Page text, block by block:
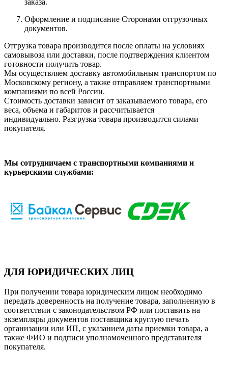
заказа.
Оформление и подписание Сторонами отгрузочных
документов.
Отгрузка товара производится после оплаты на условиях
самовывоза или доставки, после подтверждения клиентом
готовности получить товар.
Мы осуществляем доставку автомобильным транспортом по
Московскому региону, а также отправляем транспортными
компаниями по всей России.
Стоимость доставки зависит от заказываемого товара, его
веса, объема и габаритов и рассчитывается
индивидуально. Разгрузка товара производится силами
покупателя.
Мы сотрудничаем с транспортными компаниями и
курьерскими службами:
ДЛЯ ЮРИДИЧЕСКИХ ЛИЦ
При получении товара юридическим лицом необходимо
передать доверенность на получение товара, заполненную в
соответствии с законодательством РФ или поставить на
экземпляры документов поставщика круглую печать
организации или ИП, с указанием даты приемки товара, а
также ФИО и подписи уполномоченного представителя
покупателя.